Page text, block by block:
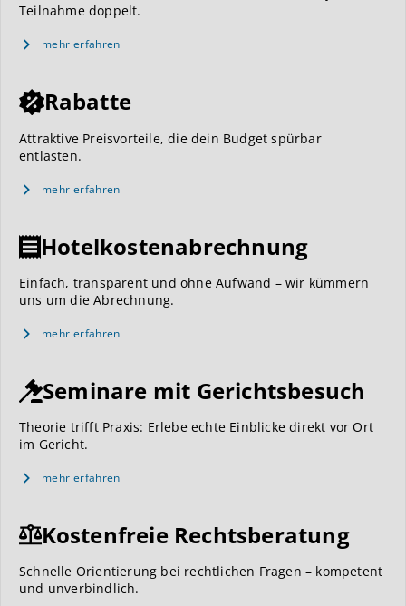
Teilnahme doppelt.
mehr erfahren
Rabatte
Attraktive Preisvorteile, die dein Budget spürbar
entlasten.
mehr erfahren
Hotelkostenabrechnung
Einfach, transparent und ohne Aufwand – wir kümmern
uns um die Abrechnung.
mehr erfahren
Seminare mit Gerichtsbesuch
Theorie trifft Praxis: Erlebe echte Einblicke direkt vor Ort
im Gericht.
mehr erfahren
Kostenfreie Rechtsberatung
Schnelle Orientierung bei rechtlichen Fragen – kompetent
und unverbindlich.